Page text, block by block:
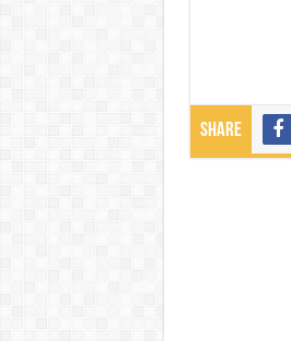
Share